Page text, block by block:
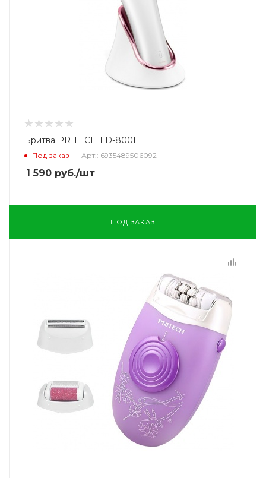
Бритва PRITECH LD-8001
Под заказ Арт.: 6935489506092
1 590 руб./шт
ПОД ЗАКАЗ